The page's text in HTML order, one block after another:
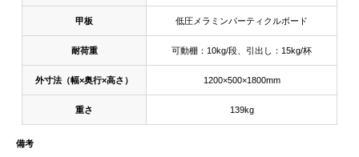
甲板 低圧メラミンパーティクルボード
耐荷重 可動棚：10kg/段、引出し：15kg/杯
外寸法（幅×奥行×高さ） 1200×500×1800mm
重さ 139kg
備考